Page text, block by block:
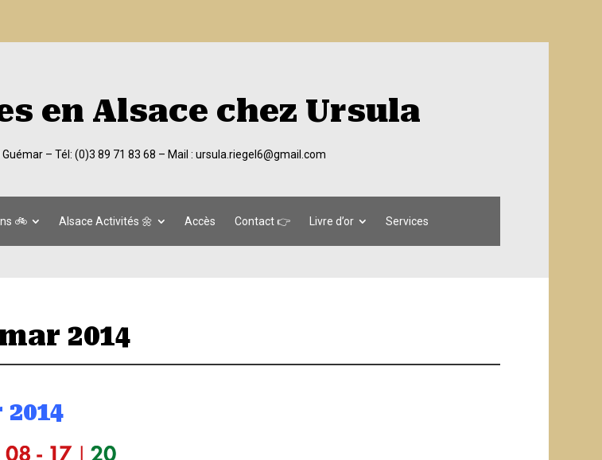
en Alsace chez Ursula
– Tél: (0)3 89 71 83 68 – Mail : ursula.riegel6@gmail.com
🚲 Alsace Activités 🌼 Accès Contact 👉 Livre d’or Services
2014